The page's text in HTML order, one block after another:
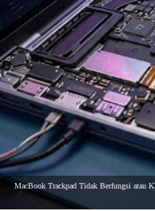
MacBook Trackpad Tidak Berfungsi atau